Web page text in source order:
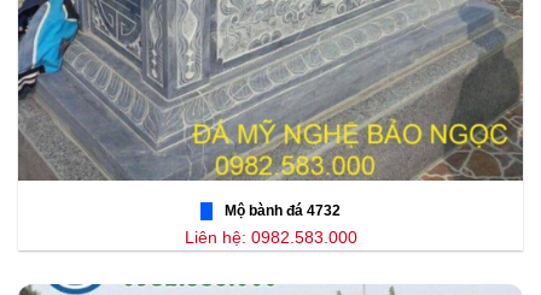
Mộ bành đá 4732
Liên hệ: 0982.583.000